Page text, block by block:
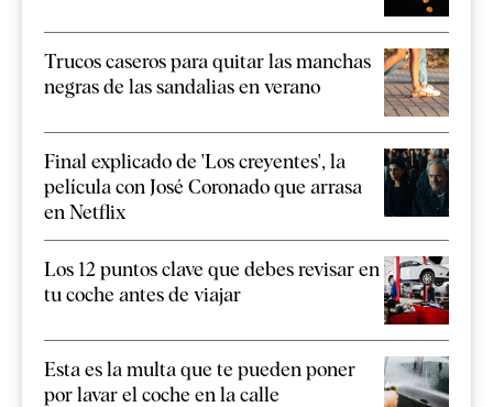
Trucos caseros para quitar las manchas
negras de las sandalias en verano
Final explicado de 'Los creyentes', la
película con José Coronado que arrasa
en Netflix
Los 12 puntos clave que debes revisar en
tu coche antes de viajar
Esta es la multa que te pueden poner
por lavar el coche en la calle